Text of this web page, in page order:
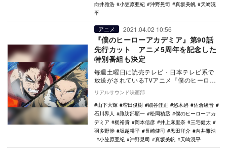
向井雅浩
小笠原亜紀 沖野晃司 真坂美帆
天崎滉
平
アニメ 2021.04.02 10:56
『僕のヒーローアカデミア』第90話
先行カット アニメ5周年を記念した
特別番組も決定
毎週土曜日に読売テレビ・日本テレビ系で
放送がされているTVアニメ『僕のヒーロー
アカデミア』より、第90話の先行カットが
公開された…
リアルサウンド映画部
山下大輝
増田俊樹 細谷佳正 悠木碧
佐倉綾音
石川界人
諏訪部順一 松岡禎丞
僕のヒーローアカ
デミア
梶裕貴 岡本信彦 井上麻里奈
三宅健太
羽多野渉
堀越耕平 長崎健司 黒田洋介
向井雅浩
小笠原亜紀
沖野晃司 真坂美帆 天崎滉平